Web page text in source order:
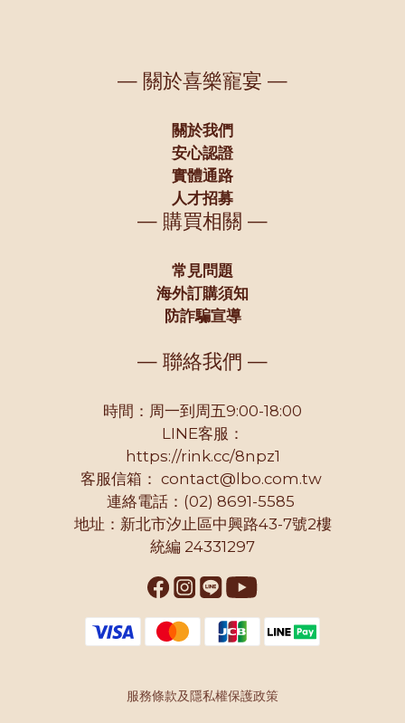
— 關於喜樂寵宴 —
關於我們
安心認證
實體通路
人才招募
— 購買相關 —
常見問題
海外訂購須知
防詐騙宣導
— 聯絡我們 —
時間：周一到周五9:00-18:00
LINE客服：
https://rink.cc/8npz1
客服信箱： contact@lbo.com.tw
連絡電話：(02) 8691-5585
地址：新北市汐止區中興路43-7號2樓
統編 24331297
服務條款及隱私權保護政策